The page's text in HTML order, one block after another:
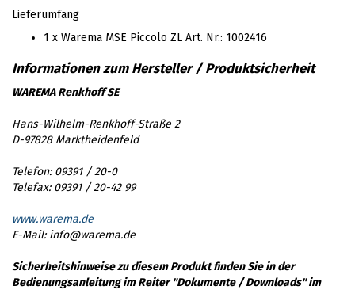
Lieferumfang
1 x Warema MSE Piccolo ZL Art. Nr.: 1002416
WAREMA Renkhoff SE
Hans-Wilhelm-Renkhoff-Straße 2
D-97828 Marktheidenfeld
Telefon: 09391 / 20-0
Telefax: 09391 / 20-42 99
www.warema.de
E-Mail: info@warema.de
Sicherheitshinweise zu diesem Produkt finden Sie in der
Bedienungsanleitung im Reiter "Dokumente / Downloads" im